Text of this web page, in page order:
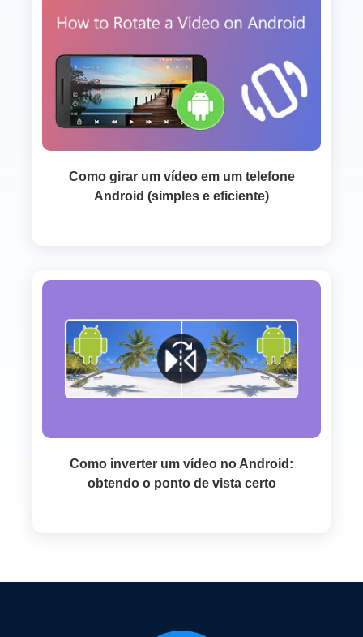
Como girar um vídeo em um telefone
Android (simples e eficiente)
Como inverter um vídeo no Android:
obtendo o ponto de vista certo